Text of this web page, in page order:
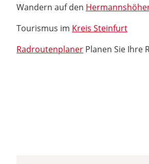
Wandern auf den
Tourismus im Kreis Steinfurt
Radroutenplaner Planen Sie Ihre